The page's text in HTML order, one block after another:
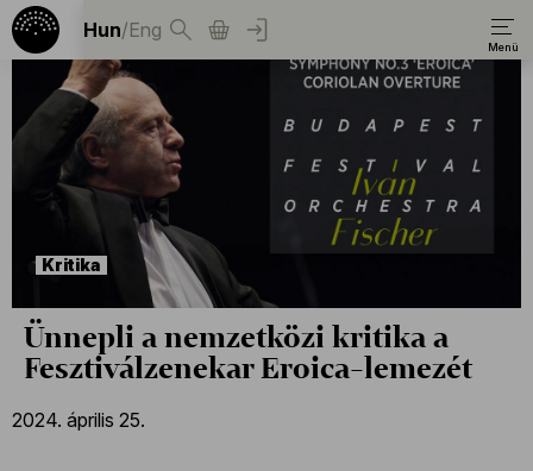
Hun/Eng
Kritika
Ünnepli a nemzetközi kritika a
Fesztiválzenekar Eroica-lemezét
2024. április 25.